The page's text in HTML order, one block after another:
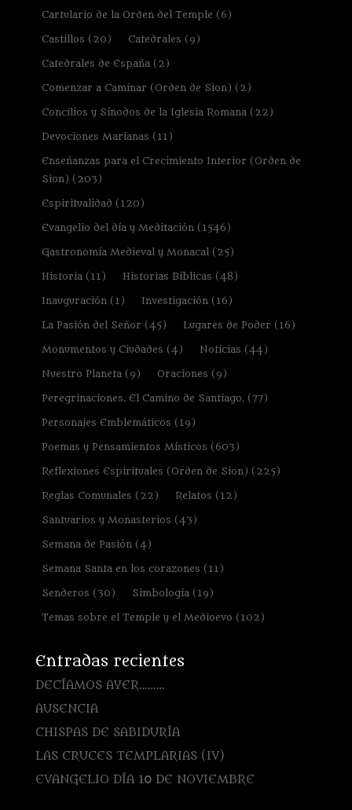
Cartulario de la Orden del Temple (6)
Castillos (20) Catedrales (9)
Catedrales de España(2)
Comenzar a Caminar (Orden de Sion) (2)
Concilios y Sínodos de la Iglesia Romana(22)
Devociones Marianas (11)
Enseñanzas para el Crecimiento Interior (Orden de
Sion) (203)
Espiritualidad (120)
Evangelio del día y Meditación(1546)
Gastronomía Medieval y Monacal(25)
Historia(11) Historias Bíblicas (48)
Inauguración(1) Investigación(16)
La Pasión del Señor (45) Lugares de Poder (16)
Monumentos y Ciudades (4) Noticias (44)
Nuestro Planeta(9) Oraciones (9)
Peregrinaciones. El Camino de Santiago.(77)
Personajes Emblemáticos (19)
Poemas y Pensamientos Místicos (603)
Reflexiones Espirituales (Orden de Sion) (225)
Reglas Comunales (22) Relatos (12)
Santuarios y Monasterios (43)
Semana de Pasión(4)
Semana Santa en los corazones (11)
Senderos (30) Simbología(19)
Temas sobre el Temple y el Medioevo (102)
Entradas recientes
DECÍAMOS AYER………
AUSENCIA
CHISPAS DE SABIDURÍA
LAS CRUCES TEMPLARIAS (IV)
EVANGELIO DÍA 10 DE NOVIEMBRE